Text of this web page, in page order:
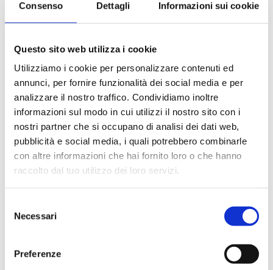
Consenso Dettagli Informazioni sui cookie
Questo sito web utilizza i cookie
Utilizziamo i cookie per personalizzare contenuti ed
annunci, per fornire funzionalità dei social media e per
analizzare il nostro traffico. Condividiamo inoltre
informazioni sul modo in cui utilizzi il nostro sito con i
nostri partner che si occupano di analisi dei dati web,
pubblicità e social media, i quali potrebbero combinarle
con altre informazioni che hai fornito loro o che hanno
raccolto dal tuo utilizzo dei loro servizi.
delNecessari
Preferenze
Le quote di servizio (mance)
Il trattamento di pensione completa a bordo (colazione,
Bevande a dispenser, serata di Gala con menù
La partecipazione a tutte le attività di animazione
(giochi, concorsi, tornei, feste, serate a tema).
Gli spettacoli musicali o di cabaret nel teatro di bordo, i
balli e le feste in programma tutte le sere durante la
crociera.
L'utilizzo di tutte le attrezzature della nave: piscine,
lettini, teli mare, palestra, vasche idromassaggio,
biblioteca, discoteca.
Le bevande, le escursioni a terra nel corso della crociera,
Tasse portuali